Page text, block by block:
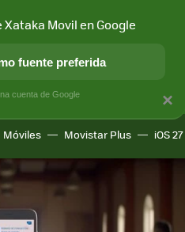
APLICACIONES
Móviles Movistar Plus iOS 27
×
Xataka Movil en Google
fuente preferida
cuenta de Google